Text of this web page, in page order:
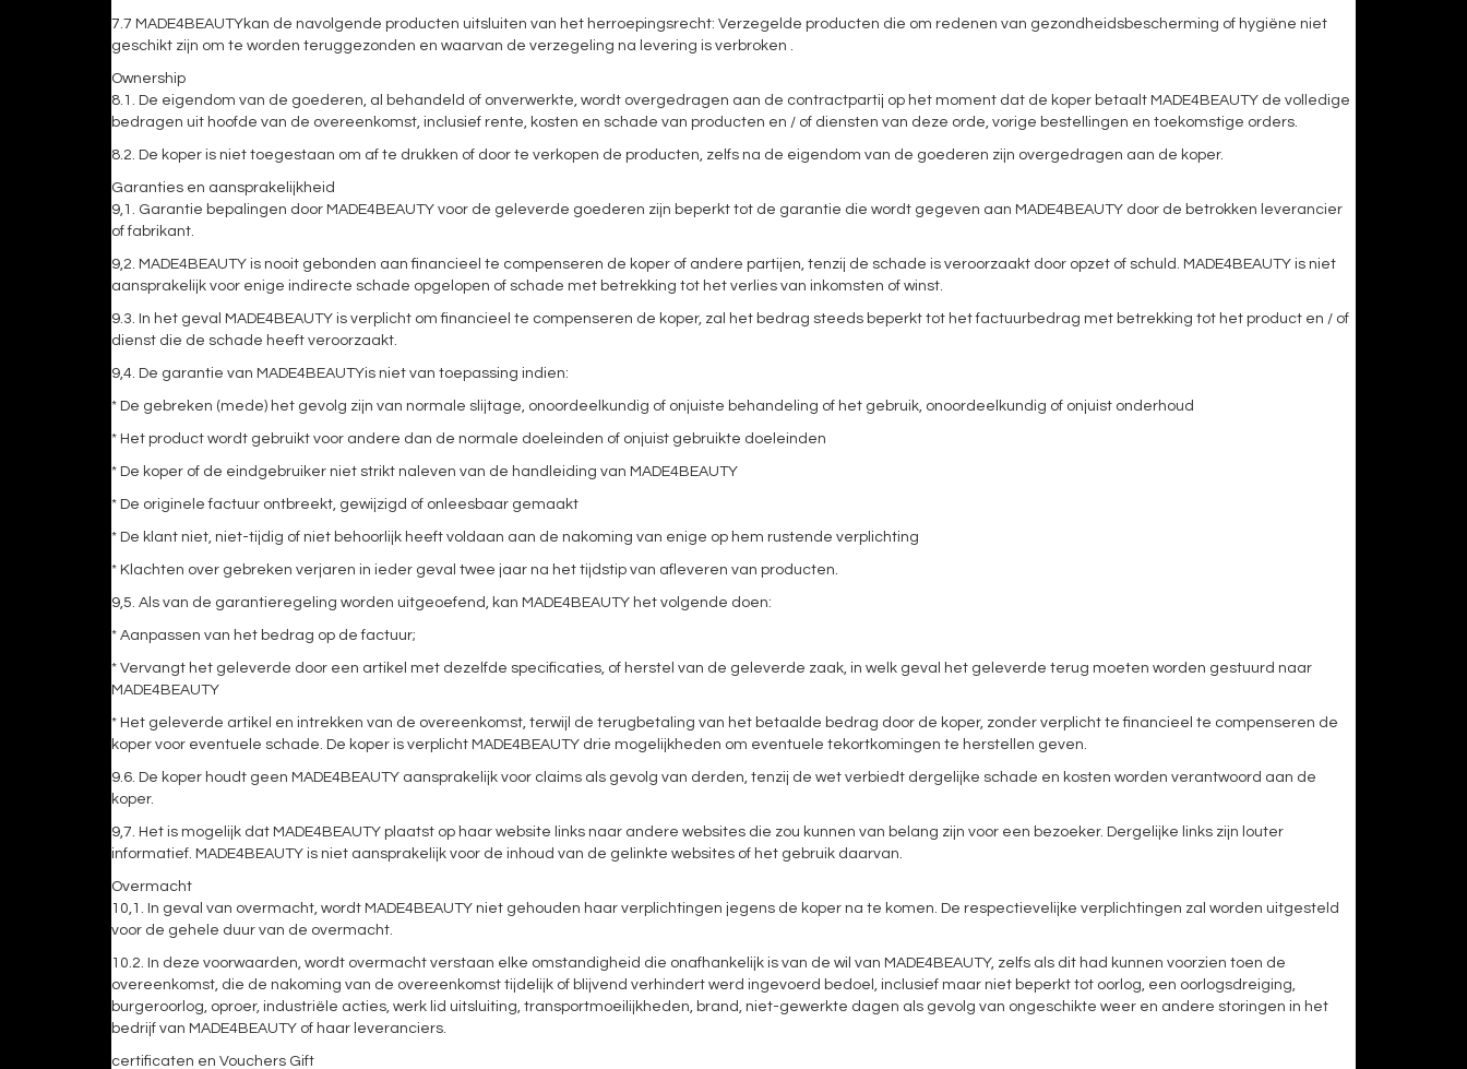
7.7 MADE4BEAUTYkan de navolgende producten uitsluiten van het herroepingsrecht: Verzegelde producten die om redenen van gezondheidsbescherming of hygiëne niet
geschikt zijn om te worden teruggezonden en waarvan de verzegeling na levering is verbroken .
Ownership
8.1. De eigendom van de goederen, al behandeld of onverwerkte, wordt overgedragen aan de contractpartij op het moment dat de koper betaalt MADE4BEAUTY de volledige
bedragen uit hoofde van de overeenkomst, inclusief rente, kosten en schade van producten en / of diensten van deze orde, vorige bestellingen en toekomstige orders.
8.2. De koper is niet toegestaan ​​om af te drukken of door te verkopen de producten, zelfs na de eigendom van de goederen zijn overgedragen aan de koper.
Garanties en aansprakelijkheid
9,1. Garantie bepalingen door MADE4BEAUTY voor de geleverde goederen zijn beperkt tot de garantie die wordt gegeven aan MADE4BEAUTY door de betrokken leverancier
of fabrikant.
9,2. MADE4BEAUTY is nooit gebonden aan financieel te compenseren de koper of andere partijen, tenzij de schade is veroorzaakt door opzet of schuld. MADE4BEAUTY is niet
aansprakelijk voor enige indirecte schade opgelopen of schade met betrekking tot het verlies van inkomsten of winst.
9.3. In het geval MADE4BEAUTY is verplicht om financieel te compenseren de koper, zal het bedrag steeds beperkt tot het factuurbedrag met betrekking tot het product en / of
dienst die de schade heeft veroorzaakt.
9,4. De garantie van MADE4BEAUTYis niet van toepassing indien:
* De gebreken (mede) het gevolg zijn van normale slijtage, onoordeelkundig of onjuiste behandeling of het gebruik, onoordeelkundig of onjuist onderhoud
* Het product wordt gebruikt voor andere dan de normale doeleinden of onjuist gebruikte doeleinden
* De koper of de eindgebruiker niet strikt naleven van de handleiding van MADE4BEAUTY
* De originele factuur ontbreekt, gewijzigd of onleesbaar gemaakt
* De klant niet, niet-tijdig of niet behoorlijk heeft voldaan aan de nakoming van enige op hem rustende verplichting
* Klachten over gebreken verjaren in ieder geval twee jaar na het tijdstip van afleveren van producten.
9,5. Als van de garantieregeling worden uitgeoefend, kan MADE4BEAUTY het volgende doen:
* Aanpassen van het bedrag op de factuur;
* Vervangt het geleverde door een artikel met dezelfde specificaties, of herstel van de geleverde zaak, in welk geval het geleverde terug moeten worden gestuurd naar
MADE4BEAUTY
* Het geleverde artikel en intrekken van de overeenkomst, terwijl de terugbetaling van het betaalde bedrag door de koper, zonder verplicht te financieel te compenseren de
koper voor eventuele schade. De koper is verplicht MADE4BEAUTY drie mogelijkheden om eventuele tekortkomingen te herstellen geven.
9.6. De koper houdt geen MADE4BEAUTY aansprakelijk voor claims als gevolg van derden, tenzij de wet verbiedt dergelijke schade en kosten worden verantwoord aan de
koper.
9,7. Het is mogelijk dat MADE4BEAUTY plaatst op haar website links naar andere websites die zou kunnen van belang zijn voor een bezoeker. Dergelijke links zijn louter
informatief. MADE4BEAUTY is niet aansprakelijk voor de inhoud van de gelinkte websites of het gebruik daarvan.
Overmacht
10,1. In geval van overmacht, wordt MADE4BEAUTY niet gehouden haar verplichtingen jegens de koper na te komen. De respectievelijke verplichtingen zal worden uitgesteld
voor de gehele duur van de overmacht.
10.2. In deze voorwaarden, wordt overmacht verstaan ​​elke omstandigheid die onafhankelijk is van de wil van MADE4BEAUTY, zelfs als dit had kunnen voorzien toen de
overeenkomst, die de nakoming van de overeenkomst tijdelijk of blijvend verhindert werd ingevoerd bedoel, inclusief maar niet beperkt tot oorlog, een oorlogsdreiging,
burgeroorlog, oproer, industriële acties, werk lid uitsluiting, transportmoeilijkheden, brand, niet-gewerkte dagen als gevolg van ongeschikte weer en andere storingen in het
bedrijf van MADE4BEAUTY of haar leveranciers.
certificaten en Vouchers Gift